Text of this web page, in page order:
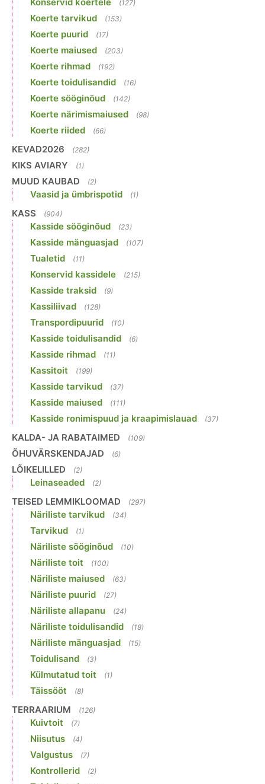
(127)
Koerte tarvikud (153)
Koerte puurid (17)
Koerte maiused (203)
Koerte rihmad (192)
Koerte toidulisandid (16)
Koerte sööginõud (142)
Koerte närimismaiused (98)
Koerte riided (66)
KEVAD2026 (282)
KIKS AVIARY (1)
MUUD KAUBAD (2)
Vaasid ja ümbrispotid (1)
KASS (904)
Kasside sööginõud (23)
Kasside mänguasjad (107)
Tualetid (11)
Konservid kassidele (215)
Kasside traksid (9)
Kassiliivad (128)
Transpordipuurid (10)
Kasside toidulisandid (6)
Kasside rihmad (11)
Kassitoit (199)
Kasside tarvikud (37)
Kasside maiused (111)
Kasside ronimispuud ja kraapimislauad (37)
KALDA- JA RABATAIMED (109)
ÕHUVÄRSKENDAJAD (6)
LÕIKELILLED (2)
Leinaseaded (2)
TEISED LEMMIKLOOMAD (297)
Näriliste tarvikud (34)
Tarvikud (1)
Näriliste sööginõud (10)
Näriliste toit (100)
Näriliste maiused (63)
Näriliste puurid (27)
Näriliste allapanu (24)
Näriliste toidulisandid (18)
Näriliste mänguasjad (15)
Toidulisand (3)
Külmutatud toit (1)
Täissööt (8)
TERRAARIUM (126)
Kuivtoit (7)
Niisutus (4)
Valgustus (7)
Kontrollerid (2)